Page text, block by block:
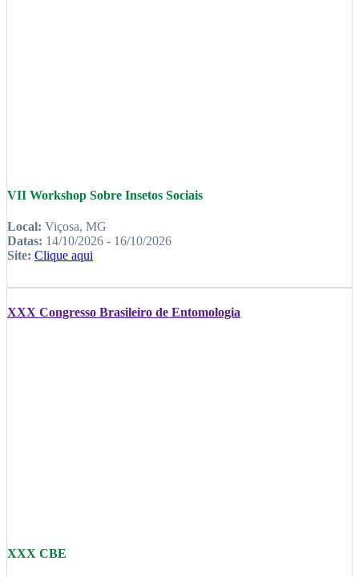
VII Workshop Sobre Insetos Sociais
Local: Viçosa, MG
Datas: 14/10/2026 - 16/10/2026
Site: Clique aqui
XXX Congresso Brasileiro de Entomologia
XXX CBE